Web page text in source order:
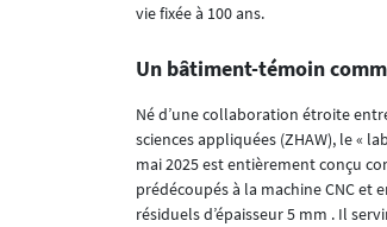
vie fixée à 100 ans.
Un bâtiment-témoin
Né d’une collaboration étroite
sciences appliquées (ZHAW), le «
mai 2025 est entièrement conçu
prédécoupés à la machine CNC
résiduels d’épaisseur 5 mm . Il